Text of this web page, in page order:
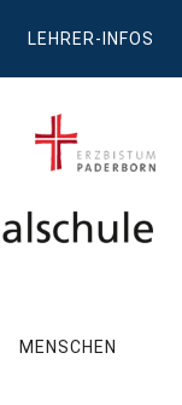
LEHRER-INFOS
MENSCHEN